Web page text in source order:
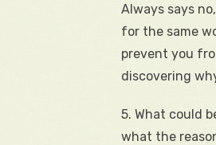
Always says
for the same
prevent you
discovering
5. What could
what the